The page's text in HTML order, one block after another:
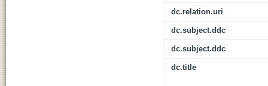
dc.relation.uri
dc.subject.ddc
dc.subject.ddc
dc.title